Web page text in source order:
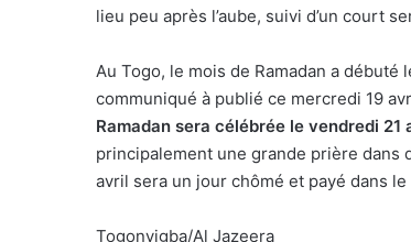
lieu peu après l’aube, suivi d’un court
Au Togo, le mois de Ramadan a débuté
communiqué à publié ce mercredi 19
Ramadan sera célébrée le vendredi 21
principalement une grande prière dans
avril sera un jour chômé et payé dans le
Togonyigba/Al Jazeera